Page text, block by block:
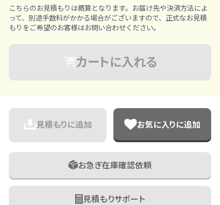
こちらのお見積もりは概算となります。お届け先や決済方法によ
って、別途手数料がかかる場合がございますので、正式なお見積
もりをご希望のお客様はお問い合わせください。
カートに入れる
見積もりに追加 お気に入りに追加
お急ぎ在庫確認依頼
見積もりサポート